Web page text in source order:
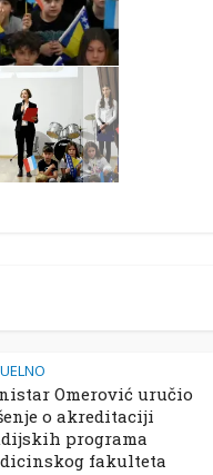
Omerović uručio
o akreditaciji
programa
fakulteta